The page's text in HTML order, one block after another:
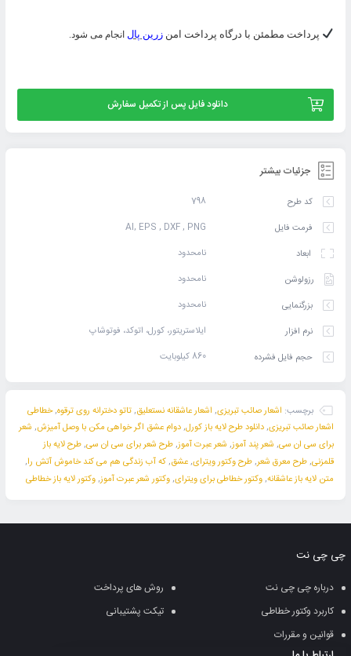
پرداخت مطمئن با درگاه پرداخت امن زرین پال انجام می شود.
دانلود فایل پس از تکمیل سفارش
جزئیات بیشتر
کد طرح
798
فرمت فایل
AI, EPS , DXF , PNG
ابعاد
نامحدود
رزولوشن
نامحدود
بزرگنمایی
نامحدود
نرم افزار
ایلاستریتور، کورل، اتوکد، فوتوشاپ
حجم فایل فشرده
860 کیلوبایت
برچسب: اشعار صائب تبریزی, اشعار عاشقانه نستعلیق,تاتو دخترانه روی ترقوه,خطاطی
اشعار صائب تبریزی,دانلود طرح لایه باز کورل,دوام عشق اگر خواهی مکن با وصل آمیزش, شعر
برای سی ان سی, شعر پند آموز, شعر عبرت آموز,طرح شعر برای سی ان سی,طرح لایه باز
قلمزنی,طرح معرق شعر,طرح وکتور ویترای,عشق,که آب زندگی هم می کند خاموش آتش را,
متن لایه باز عاشقانه,وکتور خطاطی برای ویترای,وکتور شعر عبرت آموز,وکتور لایه باز خطاطی
چی چی نت
درباره چی چی نت
روش های پرداخت
کاربرد وکتور خطاطی
تیکت پشتیبانی
قوانین و مقررات